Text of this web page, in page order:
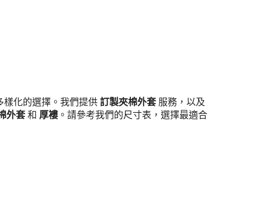
樣化的選擇。我們提供 訂製夾棉外套 服務，以及
外套 和 厚褸。請參考我們的尺寸表，選擇最適合